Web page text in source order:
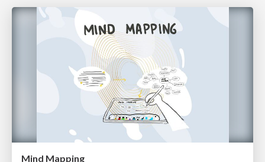
Mind Mapping